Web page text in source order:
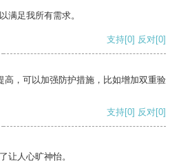
满足我所有需求。
支持[0] 反对[0]
高，可以加强防护措施，比如增加双重验
支持[0] 反对[0]
让人心旷神怡。